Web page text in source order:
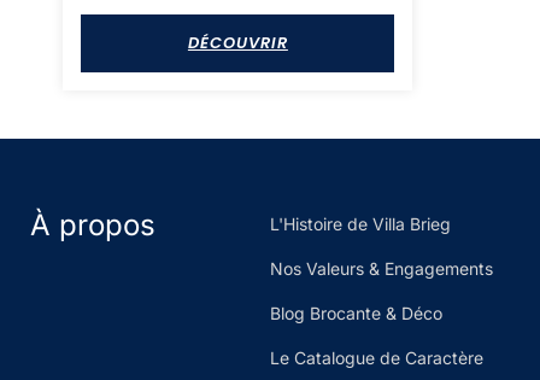
DÉCOUVRIR
À propos L'Histoire de Villa Brieg
Nos Valeurs & Engagements
Blog Brocante & Déco
Le Catalogue de Caractère